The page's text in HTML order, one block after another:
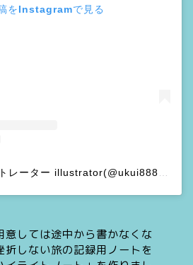
をInstagramで見る
意しては途中から書かなくな
折しない旅の記録用ノートを